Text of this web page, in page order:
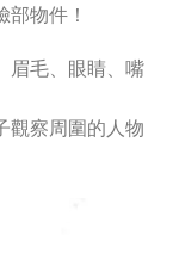
物件！
眉毛、眼睛、嘴
觀察周圍的人物